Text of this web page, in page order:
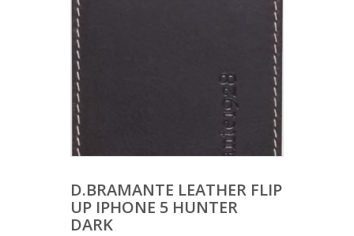
D.BRAMANTE LEATHER FLIP
UP IPHONE 5 HUNTER
DARK